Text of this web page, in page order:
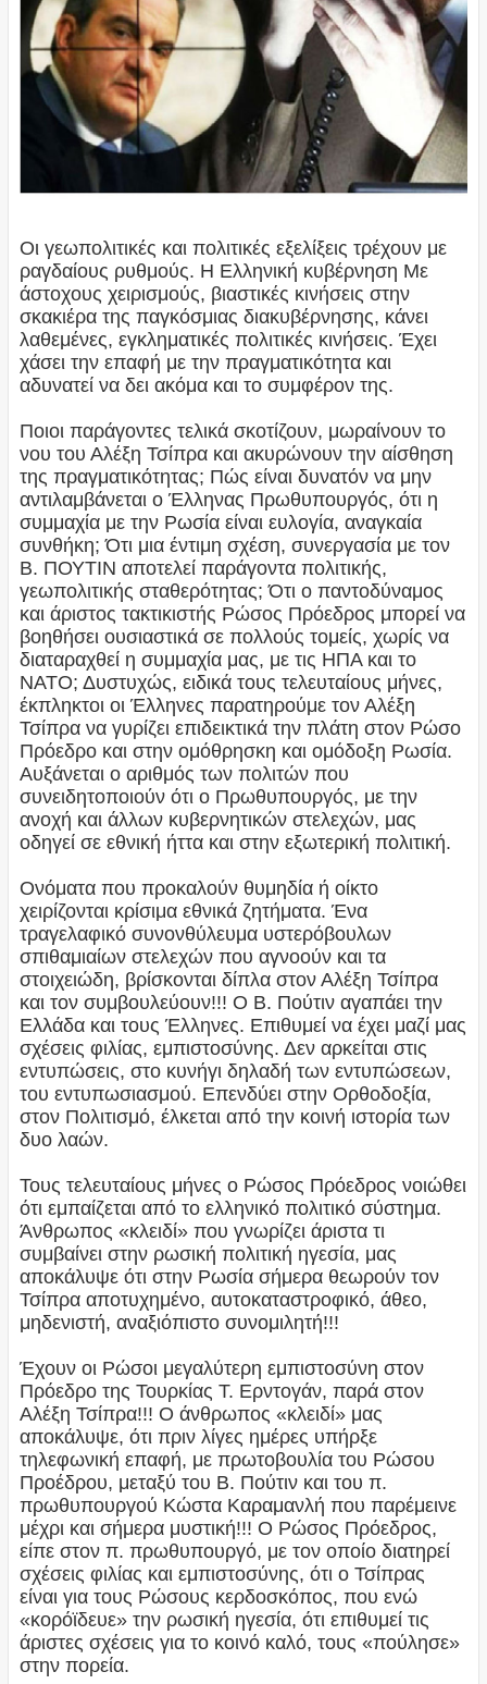
Οι γεωπολιτικές και πολιτικές εξελίξεις τρέχουν με
ραγδαίους ρυθμούς. Η Ελληνική κυβέρνηση Με
άστοχους χειρισμούς, βιαστικές κινήσεις στην
σκακιέρα της παγκόσμιας διακυβέρνησης, κάνει
λαθεμένες, εγκληματικές πολιτικές κινήσεις. Έχει
χάσει την επαφή με την πραγματικότητα και
αδυνατεί να δει ακόμα και το συμφέρον της.
Ποιοι παράγοντες τελικά σκοτίζουν, μωραίνουν το
νου του Αλέξη Τσίπρα και ακυρώνουν την αίσθηση
της πραγματικότητας; Πώς είναι δυνατόν να μην
αντιλαμβάνεται ο Έλληνας Πρωθυπουργός, ότι η
συμμαχία με την Ρωσία είναι ευλογία, αναγκαία
συνθήκη; Ότι μια έντιμη σχέση, συνεργασία με τον
Β. ΠΟΥΤΙΝ αποτελεί παράγοντα πολιτικής,
γεωπολιτικής σταθερότητας; Ότι ο παντοδύναμος
και άριστος τακτικιστής Ρώσος Πρόεδρος μπορεί να
βοηθήσει ουσιαστικά σε πολλούς τομείς, χωρίς να
διαταραχθεί η συμμαχία μας, με τις ΗΠΑ και το
ΝΑΤΟ; Δυστυχώς, ειδικά τους τελευταίους μήνες,
έκπληκτοι οι Έλληνες παρατηρούμε τον Αλέξη
Τσίπρα να γυρίζει επιδεικτικά την πλάτη στον Ρώσο
Πρόεδρο και στην ομόθρησκη και ομόδοξη Ρωσία.
Αυξάνεται ο αριθμός των πολιτών που
συνειδητοποιούν ότι ο Πρωθυπουργός, με την
ανοχή και άλλων κυβερνητικών στελεχών, μας
οδηγεί σε εθνική ήττα και στην εξωτερική πολιτική.
Ονόματα που προκαλούν θυμηδία ή οίκτο
χειρίζονται κρίσιμα εθνικά ζητήματα. Ένα
τραγελαφικό συνονθύλευμα υστερόβουλων
σπιθαμιαίων στελεχών που αγνοούν και τα
στοιχειώδη, βρίσκονται δίπλα στον Αλέξη Τσίπρα
και τον συμβουλεύουν!!! Ο Β. Πούτιν αγαπάει την
Ελλάδα και τους Έλληνες. Επιθυμεί να έχει μαζί μας
σχέσεις φιλίας, εμπιστοσύνης. Δεν αρκείται στις
εντυπώσεις, στο κυνήγι δηλαδή των εντυπώσεων,
του εντυπωσιασμού. Επενδύει στην Ορθοδοξία,
στον Πολιτισμό, έλκεται από την κοινή ιστορία των
δυο λαών.
Τους τελευταίους μήνες ο Ρώσος Πρόεδρος νοιώθει
ότι εμπαίζεται από το ελληνικό πολιτικό σύστημα.
Άνθρωπος «κλειδί» που γνωρίζει άριστα τι
συμβαίνει στην ρωσική πολιτική ηγεσία, μας
αποκάλυψε ότι στην Ρωσία σήμερα θεωρούν τον
Τσίπρα αποτυχημένο, αυτοκαταστροφικό, άθεο,
μηδενιστή, αναξιόπιστο συνομιλητή!!!
Έχουν οι Ρώσοι μεγαλύτερη εμπιστοσύνη στον
Πρόεδρο της Τουρκίας Τ. Ερντογάν, παρά στον
Αλέξη Τσίπρα!!! Ο άνθρωπος «κλειδί» μας
αποκάλυψε, ότι πριν λίγες ημέρες υπήρξε
τηλεφωνική επαφή, με πρωτοβουλία του Ρώσου
Προέδρου, μεταξύ του Β. Πούτιν και του π.
πρωθυπουργού Κώστα Καραμανλή που παρέμεινε
μέχρι και σήμερα μυστική!!! Ο Ρώσος Πρόεδρος,
είπε στον π. πρωθυπουργό, με τον οποίο διατηρεί
σχέσεις φιλίας και εμπιστοσύνης, ότι ο Τσίπρας
είναι για τους Ρώσους κερδοσκόπος, που ενώ
«κορόϊδευε» την ρωσική ηγεσία, ότι επιθυμεί τις
άριστες σχέσεις για το κοινό καλό, τους «πούλησε»
στην πορεία.